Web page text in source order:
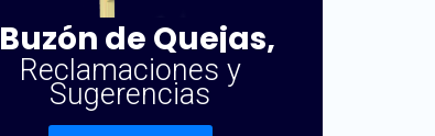
Buzón de Quejas,
Reclamaciones y
Sugerencias